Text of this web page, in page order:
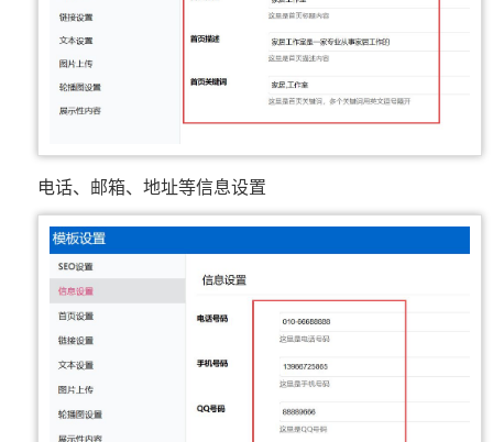
电话、邮箱、地址等信息设置